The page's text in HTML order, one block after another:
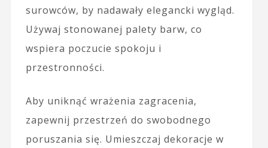
surowców, by nadawały elegancki wygląd.
Używaj stonowanej palety barw, co
wspiera poczucie spokoju i
przestronności.
Aby uniknąć wrażenia zagracenia,
zapewnij przestrzeń do swobodnego
poruszania się. Umieszczaj dekoracje w